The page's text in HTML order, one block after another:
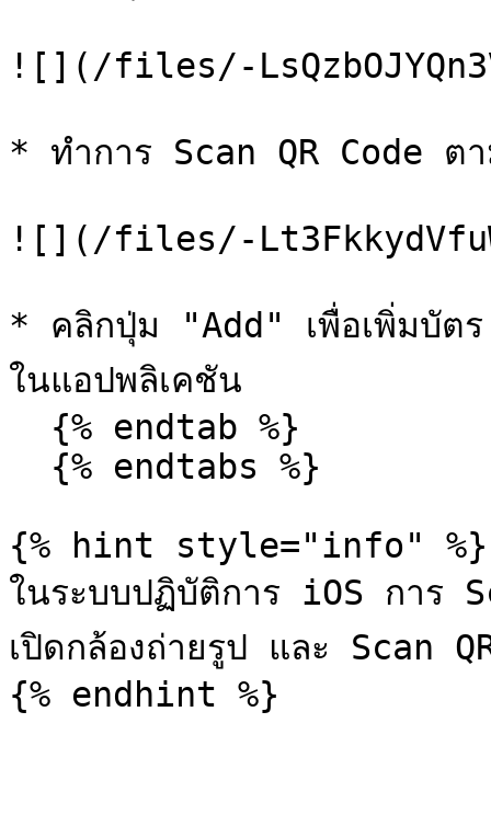
![](/files/-
* ทำการ Scan QR Code ต
![](/files/-
* คลิกปุ่ม "Add" เพื่อเพิ่มบั
ในแอปพลิเคชัน
{% hint style="info" %}
ในระบบปฏิบัติการ iOS การ
เปิดกล้องถ่ายรูป และ Scan